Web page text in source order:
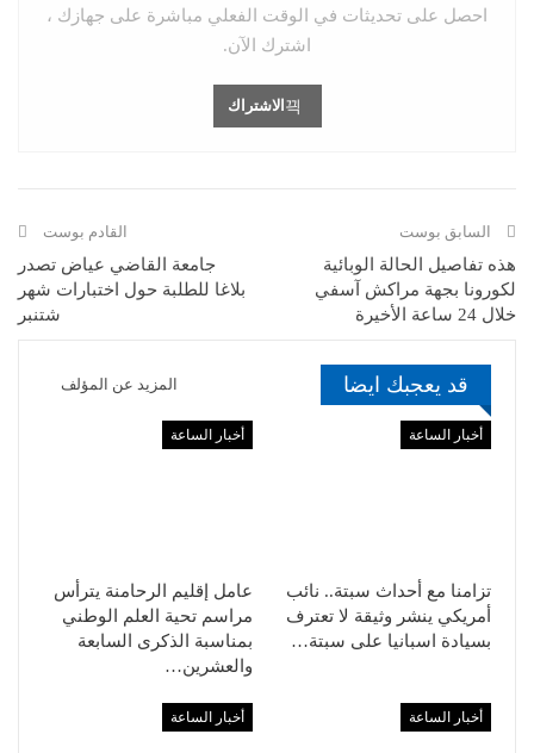
احصل على تحديثات في الوقت الفعلي مباشرة على جهازك ،
اشترك الآن.
الاشتراك
السابق بوست
هذه تفاصيل الحالة الوبائية
لكورونا بجهة مراكش آسفي
خلال 24 ساعة الأخيرة
القادم بوست
جامعة القاضي عياض تصدر
بلاغا للطلبة حول اختبارات شهر
شتنبر
قد يعجبك ايضا المزيد عن المؤلف
أخبار الساعة
تزامنا مع أحداث سبتة.. نائب
أمريكي ينشر وثيقة لا تعترف
بسيادة اسبانيا على سبتة…
أخبار الساعة
عامل إقليم الرحامنة يترأس
مراسم تحية العلم الوطني
بمناسبة الذكرى السابعة
والعشرين…
أخبار الساعة أخبار الساعة